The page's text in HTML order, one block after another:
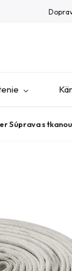
Súprava s